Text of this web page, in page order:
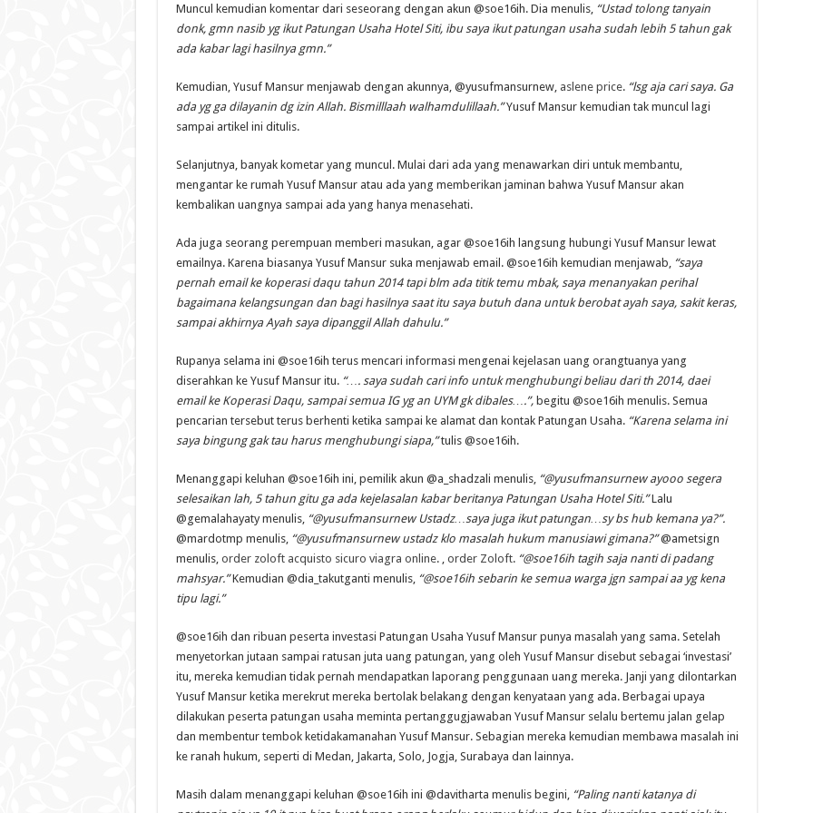
Muncul kemudian komentar dari seseorang dengan akun @soe16ih. Dia menulis, “Ustad tolong tanyain
donk, gmn nasib yg ikut Patungan Usaha Hotel Siti, ibu saya ikut patungan usaha sudah lebih 5 tahun gak
ada kabar lagi hasilnya gmn.”
Kemudian, Yusuf Mansur menjawab dengan akunnya, @yusufmansurnew, aslene price. “lsg aja cari saya. Ga
ada yg ga dilayanin dg izin Allah. Bismilllaah walhamdulillaah.”Yusuf Mansur kemudian tak muncul lagi
sampai artikel ini ditulis.
Selanjutnya, banyak kometar yang muncul. Mulai dari ada yang menawarkan diri untuk membantu,
mengantar ke rumah Yusuf Mansur atau ada yang memberikan jaminan bahwa Yusuf Mansur akan
kembalikan uangnya sampai ada yang hanya menasehati.
Ada juga seorang perempuan memberi masukan, agar @soe16ih langsung hubungi Yusuf Mansur lewat
emailnya. Karena biasanya Yusuf Mansur suka menjawab email. @soe16ih kemudian menjawab, “saya
pernah email ke koperasi daqu tahun 2014 tapi blm ada titik temu mbak, saya menanyakan perihal
bagaimana kelangsungan dan bagi hasilnya saat itu saya butuh dana untuk berobat ayah saya, sakit keras,
sampai akhirnya Ayah saya dipanggil Allah dahulu.”
Rupanya selama ini @soe16ih terus mencari informasi mengenai kejelasan uang orangtuanya yang
diserahkan ke Yusuf Mansur itu. “…. saya sudah cari info untuk menghubungi beliau dari th 2014, daei
email ke Koperasi Daqu, sampai semua IG yg an UYM gk dibales….”,begitu @soe16ih menulis. Semua
pencarian tersebut terus berhenti ketika sampai ke alamat dan kontak Patungan Usaha. “Karena selama ini
saya bingung gak tau harus menghubungi siapa,”tulis @soe16ih.
Menanggapi keluhan @soe16ih ini, pemilik akun @a_shadzali menulis, “@yusufmansurnew ayooo segera
selesaikan lah, 5 tahun gitu ga ada kejelasalan kabar beritanya Patungan Usaha Hotel Siti.”Lalu
@gemalahayaty menulis, “@yusufmansurnew Ustadz…saya juga ikut patungan…sy bs hub kemana ya?”.
@mardotmp menulis, “@yusufmansurnew ustadz klo masalah hukum manusiawi gimana?”@ametsign
menulis, order zoloft acquisto sicuro viagra online. , order Zoloft. “@soe16ih tagih saja nanti di padang
mahsyar.”Kemudian @dia_takutganti menulis, “@soe16ih sebarin ke semua warga jgn sampai aa yg kena
tipu lagi.”
@soe16ih dan ribuan peserta investasi Patungan Usaha Yusuf Mansur punya masalah yang sama. Setelah
menyetorkan jutaan sampai ratusan juta uang patungan, yang oleh Yusuf Mansur disebut sebagai ‘investasi’
itu, mereka kemudian tidak pernah mendapatkan laporang penggunaan uang mereka. Janji yang dilontarkan
Yusuf Mansur ketika merekrut mereka bertolak belakang dengan kenyataan yang ada. Berbagai upaya
dilakukan peserta patungan usaha meminta pertanggugjawaban Yusuf Mansur selalu bertemu jalan gelap
dan membentur tembok ketidakamanahan Yusuf Mansur. Sebagian mereka kemudian membawa masalah ini
ke ranah hukum, seperti di Medan, Jakarta, Solo, Jogja, Surabaya dan lainnya.
Masih dalam menanggapi keluhan @soe16ih ini @davitharta menulis begini, “Paling nanti katanya di